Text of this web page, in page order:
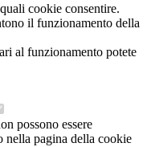
cookie consentire.
il funzionamento della
al funzionamento potete
possono essere
nella pagina della cookie